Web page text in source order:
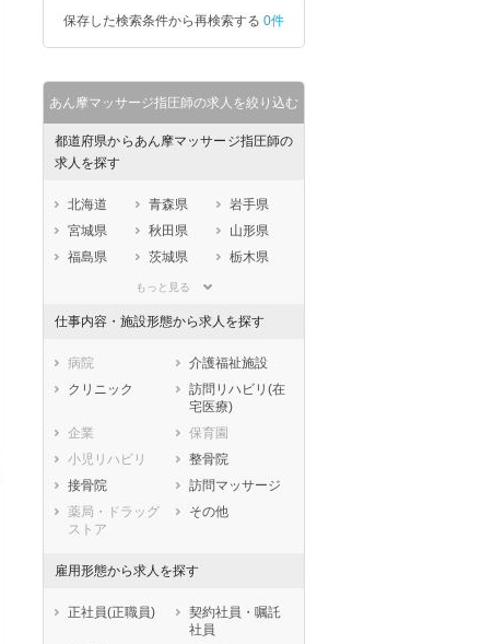
保存した検索条件から再検索する 0件
あん摩マッサージ指圧師の求人を絞り込む
都道府県からあん摩マッサージ指圧師の
求人を探す
北海道 青森県
岩手県
宮城県
秋田県
山形県
福島県
茨城県
栃木県
埼玉県
石川県
福井県
岐阜県
静岡県
愛知県
三重県
大阪府
兵庫県
奈良県
鳥取県
島根県
広島県
山口県
徳島県
香川県
愛媛県
熊本県
大分県
もっと見る
仕事内容・施設形態から求人を探す
病院
介護福祉施設
クリニック
訪問リハビリ(在
宅医療)
企業
保育園
小児リハビリ
整骨院
接骨院
訪問マッサージ
薬局・ドラッグ
ストア
その他
雇用形態から求人を探す
正社員(正職員)
契約社員・嘱託
社員